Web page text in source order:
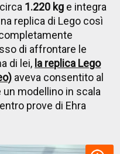
1.220 kg e integra
replica di Lego così
di affrontare le
di lei, la replica Lego
aveva consentito al
un modellino in scala
prove di Ehra